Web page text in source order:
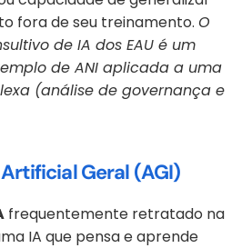
fora de seu treinamento. O
de IA dos EAU é um
de ANI aplicada a uma
(análise de governança e
Geral (AGI)
frequentemente retratado na
IA que pensa e aprende